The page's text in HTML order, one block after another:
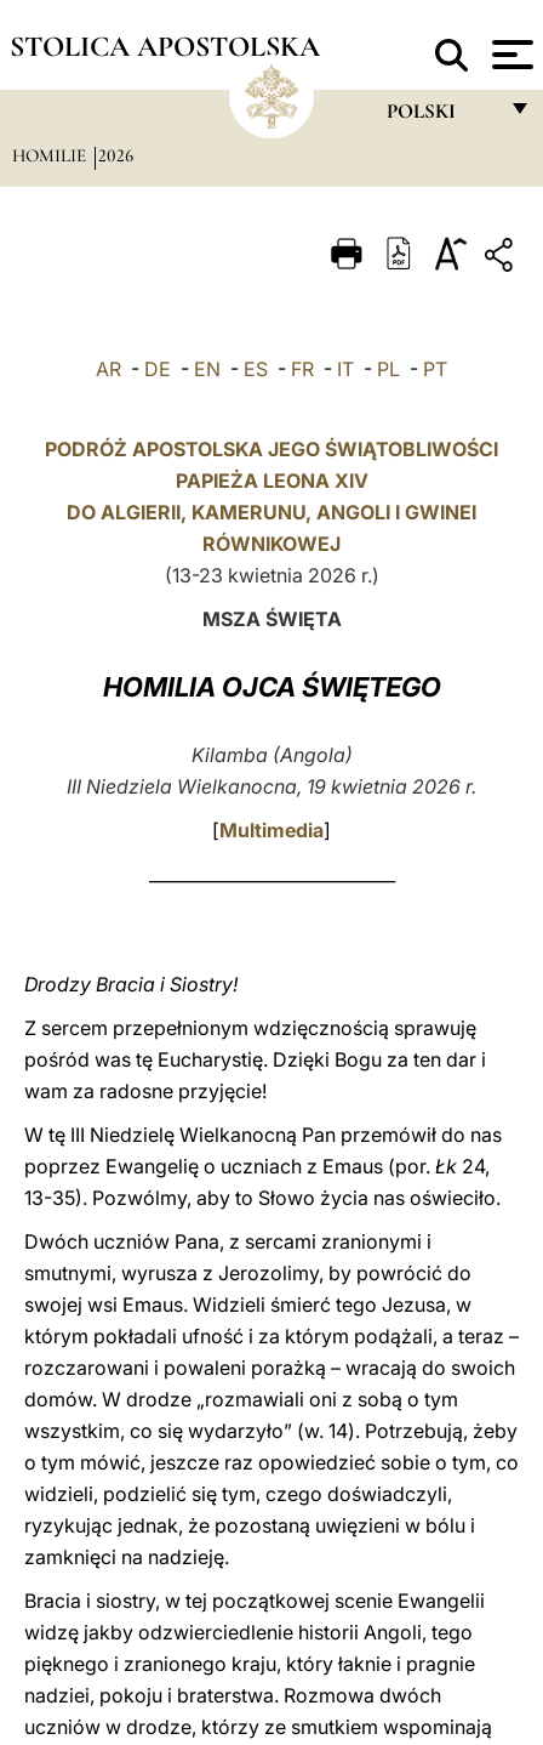
STOLICA APOSTOLSKA
POLSKI
ITALIANO
POLSKI
HOMILIE 2026
AR - DE - EN - ES - FR - IT - PL - PT
PODRÓŻ APOSTOLSKA JEGO ŚWIĄTOBLIWOŚCI
PAPIEŻA LEONA XIV
DO ALGIERII, KAMERUNU, ANGOLI I GWINEI
RÓWNIKOWEJ
(13-23 kwietnia 2026 r.)
MSZA ŚWIĘTA
HOMILIA OJCA ŚWIĘTEGO
Kilamba (Angola)
III Niedziela Wielkanocna, 19 kwietnia 2026 r.
[Multimedia]
Drodzy Bracia i Siostry!
Z sercem przepełnionym wdzięcznością sprawuję
pośród was tę Eucharystię. Dzięki Bogu za ten dar i
wam za radosne przyjęcie!
W tę III Niedzielę Wielkanocną Pan przemówił do nas
poprzez Ewangelię o uczniach z Emaus (por. Łk 24,
13-35). Pozwólmy, aby to Słowo życia nas oświeciło.
Dwóch uczniów Pana, z sercami zranionymi i
smutnymi, wyrusza z Jerozolimy, by powrócić do
swojej wsi Emaus. Widzieli śmierć tego Jezusa, w
którym pokładali ufność i za którym podążali, a teraz –
rozczarowani i powaleni porażką – wracają do swoich
domów. W drodze „rozmawiali oni z sobą o tym
wszystkim, co się wydarzyło” (w. 14). Potrzebują, żeby
o tym mówić, jeszcze raz opowiedzieć sobie o tym, co
widzieli, podzielić się tym, czego doświadczyli,
ryzykując jednak, że pozostaną uwięzieni w bólu i
zamknięci na nadzieję.
Bracia i siostry, w tej początkowej scenie Ewangelii
widzę jakby odzwierciedlenie historii Angoli, tego
pięknego i zranionego kraju, który łaknie i pragnie
nadziei, pokoju i braterstwa. Rozmowa dwóch
uczniów w drodze, którzy ze smutkiem wspominają